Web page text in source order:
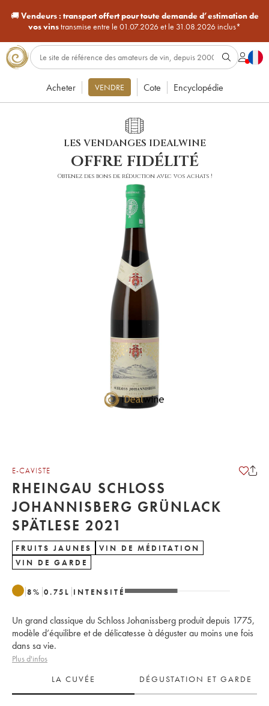
🚚Vendeurs : transport offert pour toute demande d’estimation de
vos vinstransmise entre le 01.07.2026 et le 31.08.2026 inclus*
Acheter VENDRE Cote Encyclopédie
LES VENDANGES IDEALWINE
offre fidélité
Obtenez des bons de réduction avec vos achats !
E-CAVISTE
RHEINGAU SCHLOSS
JOHANNISBERG GRÜNLACK
SPÄTLESE 2021
FRUITS JAUNES
VIN DE MÉDITATION
VIN DE GARDE
8% 0.75 L INTENSITÉ
Un grand classique du Schloss Johanissberg produit depuis 1775,
modèle d’équilibre et de délicatesse à déguster au moins une fois
dans sa vie.
Plus d'infos
LA CUVÉE
DÉGUSTATION ET GARDE